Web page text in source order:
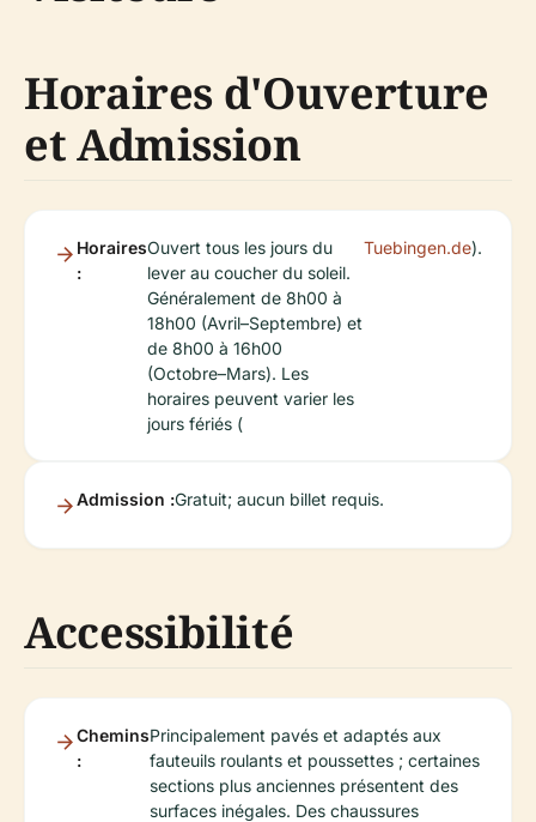
Horaires d'Ouverture
et Admission
Horaires
:
Ouvert tous les jours du
lever au coucher du soleil.
Généralement de 8h00 à
18h00 (Avril–Septembre) et
de 8h00 à 16h00
(Octobre–Mars). Les
horaires peuvent varier les
jours fériés (
Tuebingen.de).
Admission :Gratuit; aucun billet requis.
Accessibilité
Chemins
:
Principalement pavés et adaptés aux
fauteuils roulants et poussettes ; certaines
sections plus anciennes présentent des
surfaces inégales. Des chaussures